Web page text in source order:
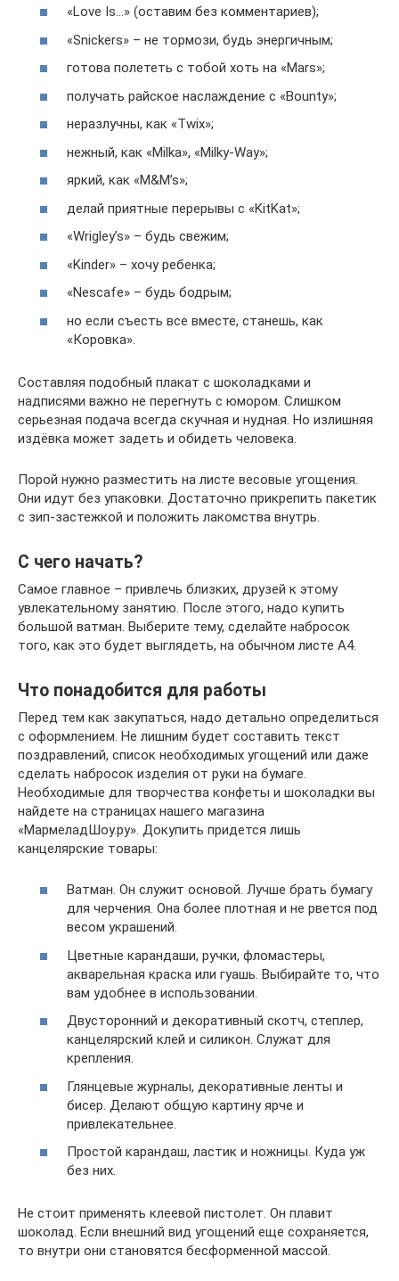
«Love Is…» (оставим без комментариев);
«Snickers» – не тормози, будь энергичным;
готова полететь с тобой хоть на «Mars»;
получать райское наслаждение с «Bounty»;
неразлучны, как «Twix»;
нежный, как «Milka», «Milky-Way»;
яркий, как «M&M’s»;
делай приятные перерывы с «KitKat»;
«Wrigley’s» – будь свежим;
«Kinder» – хочу ребенка;
«Nescafe» – будь бодрым;
но если съесть все вместе, станешь, как
«Коровка».
Составляя подобный плакат с шоколадками и
надписями важно не перегнуть с юмором. Слишком
серьезная подача всегда скучная и нудная. Но излишняя
издёвка может задеть и обидеть человека.
Порой нужно разместить на листе весовые угощения.
Они идут без упаковки. Достаточно прикрепить пакетик
с зип-застежкой и положить лакомства внутрь.
С чего начать?
Самое главное – привлечь близких, друзей к этому
увлекательному занятию. После этого, надо купить
большой ватман. Выберите тему, сделайте набросок
того, как это будет выглядеть, на обычном листе А4.
Что понадобится для работы
Перед тем как закупаться, надо детально определиться
с оформлением. Не лишним будет составить текст
поздравлений, список необходимых угощений или даже
сделать набросок изделия от руки на бумаге.
Необходимые для творчества конфеты и шоколадки вы
найдете на страницах нашего магазина
«МармеладШоу.ру». Докупить придется лишь
канцелярские товары:
Ватман. Он служит основой. Лучше брать бумагу
для черчения. Она более плотная и не рвется под
весом украшений.
Цветные карандаши, ручки, фломастеры,
акварельная краска или гуашь. Выбирайте то, что
вам удобнее в использовании.
Двусторонний и декоративный скотч, степлер,
канцелярский клей и силикон. Служат для
крепления.
Глянцевые журналы, декоративные ленты и
бисер. Делают общую картину ярче и
привлекательнее.
Простой карандаш, ластик и ножницы. Куда уж
без них.
Не стоит применять клеевой пистолет. Он плавит
шоколад. Если внешний вид угощений еще сохраняется,
то внутри они становятся бесформенной массой.